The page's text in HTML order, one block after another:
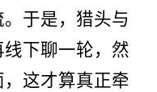
于是，猎头与
下聊一轮，然
这才算真正牵